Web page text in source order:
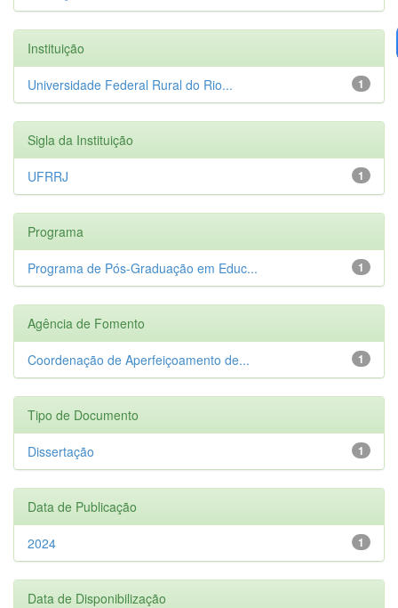
Instituição
1
Universidade Federal Rural do Rio...
Sigla da Instituição
1
UFRRJ
Programa
1
Programa de Pós-Graduação em Educ...
Agência de Fomento
1
Coordenação de Aperfeiçoamento de...
Tipo de Documento
1
Dissertação
Data de Publicação
1
2024
Data de Disponibilização